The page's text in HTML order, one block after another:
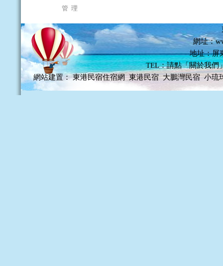
管 理
網址：
地址：屏
TEL：請點「關於我們
網站建置： 東港民宿住宿網 東港民宿 大鵬灣民宿 小琉